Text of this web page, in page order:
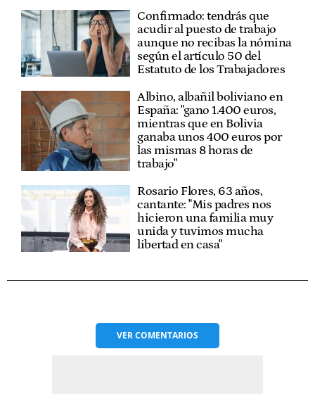
Confirmado: tendrás que
acudir al puesto de trabajo
aunque no recibas la nómina
según el artículo 50 del
Estatuto de los Trabajadores
Albino, albañil boliviano en
España: "gano 1.400 euros,
mientras que en Bolivia
ganaba unos 400 euros por
las mismas 8 horas de
trabajo"
Rosario Flores, 63 años,
cantante: "Mis padres nos
hicieron una familia muy
unida y tuvimos mucha
libertad en casa"
VERCOMENTARIOS